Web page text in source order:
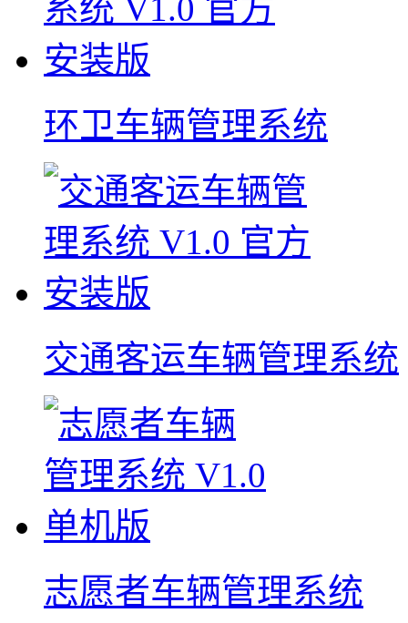
环卫车辆管理系统
交通客运车辆管理系统
志愿者车辆管理系统